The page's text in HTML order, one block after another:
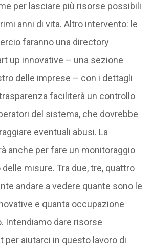
per lasciare più risorse possibili
anni di vita. Altro intervento: le
faranno una directory
up innovative – una sezione
delle imprese – con i dettagli
faciliterà un controllo
del sistema, che dovrebbe
eventuali abusi. La
anche per fare un monitoraggio
misure. Tra due, tre, quattro
andare a vedere quante sono le
e quanta occupazione
Intendiamo dare risorse
per aiutarci in questo lavoro di